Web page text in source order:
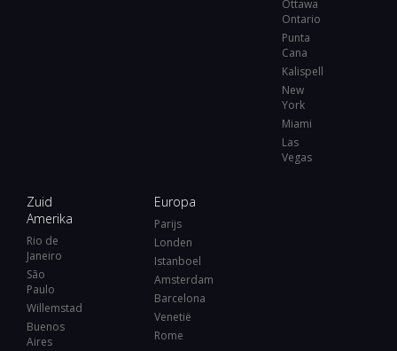
Ottawa
Ontario
Punta
Cana
Kalispell
New
York
Miami
Las
Vegas
Zuid
Amerika
Rio de
Janeiro
São
Paulo
Willemstad
Buenos
Aires
Europa
Parijs
Londen
Istanboel
Amsterdam
Barcelona
Venetië
Rome